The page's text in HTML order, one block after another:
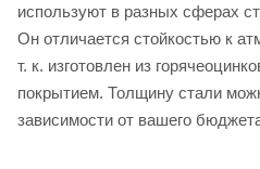
используют в разных сферах
Он отличается стойкостью к
т. к. изготовлен из
покрытием. Толщину стали
зависимости от вашего